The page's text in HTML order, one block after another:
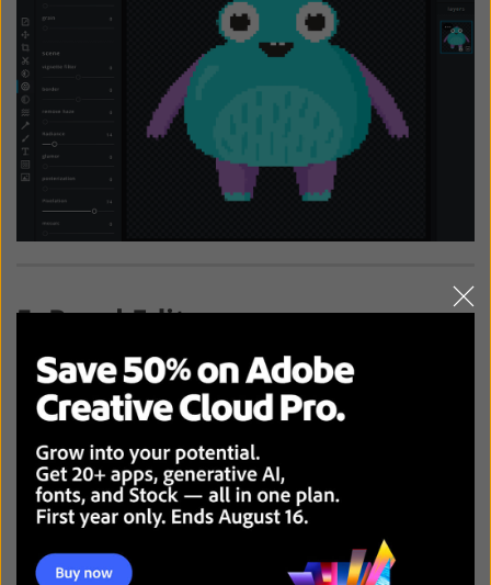
5. Pyxel Edit
Ideal für statische Pixelkunst
Unterstützung von Animationen
Tileset-Interaktion
Links für Titel
Das Toolset muss aktualisiert werden